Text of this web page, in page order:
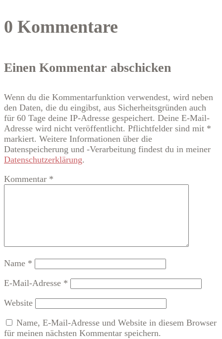
0 Kommentare
Einen Kommentar abschicken
Wenn du die Kommentarfunktion verwendest, wird neben
den Daten, die du eingibst, aus Sicherheitsgründen auch
für 60 Tage deine IP-Adresse gespeichert. Deine E-Mail-
Adresse wird nicht veröffentlicht. Pflichtfelder sind mit *
markiert. Weitere Informationen über die
Datenspeicherung und -Verarbeitung findest du in meiner
Datenschutzerklärung.
Kommentar *
Name *
E-Mail-Adresse *
Website
Name, E-Mail-Adresse und Website in diesem Browser
für meinen nächsten Kommentar speichern.